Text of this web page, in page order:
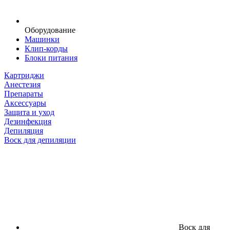
Оборудование
Машинки
Клип-корды
Блоки питания
Картриджи
Анестезия
Препараты
Аксессуары
Защита и уход
Дезинфекция
Депиляция
Воск для депиляции
Воск для